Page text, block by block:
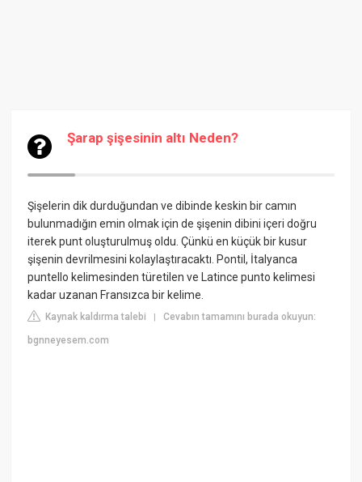
Şarap şişesinin altı Neden?
Şişelerin dik durduğundan ve dibinde keskin bir camın
bulunmadığın emin olmak için de şişenin dibini içeri doğru
iterek punt oluşturulmuş oldu. Çünkü en küçük bir kusur
şişenin devrilmesini kolaylaştıracaktı. Pontil, İtalyanca
puntello kelimesinden türetilen ve Latince punto kelimesi
kadar uzanan Fransızca bir kelime.
Kaynak kaldırma talebi |Cevabın tamamını burada okuyun:
bgnneyesem.com